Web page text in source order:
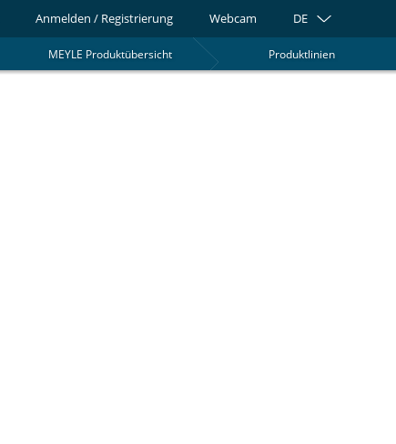
Anmelden / Registrierung Webcam DE
Produktlinien
MEYLE Produktübersicht